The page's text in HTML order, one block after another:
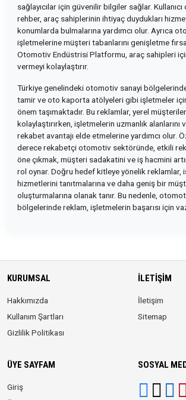
sağlayıcılar için güvenilir bilgiler sağlar. Kullanıcı
rehber, araç sahiplerinin ihtiyaç duydukları
konumlarda bulmalarına yardımcı olur. Ayrıca
işletmelerine müşteri tabanlarını genişletme
Otomotiv Endüstrisi Platformu, araç sahipleri
vermeyi kolaylaştırır.
Türkiye genelindeki otomotiv sanayi
tamir ve oto kaporta atölyeleri gibi işletmeler
önem taşımaktadır. Bu reklamlar, yerel
kolaylaştırırken, işletmelerin uzmanlık alanlarını
rekabet avantajı elde etmelerine yardımcı olur.
derece rekabetçi otomotiv sektöründe, etkili
öne çıkmak, müşteri sadakatini ve iş hacmini
rol oynar. Doğru hedef kitleye yönelik reklamlar,
hizmetlerini tanıtmalarına ve daha geniş bir
oluşturmalarına olanak tanır. Bu nedenle,
bölgelerinde reklam, işletmelerin başarısı için
KURUMSAL
Hakkımızda
Kullanım Şartları
Gizlilik Politikası
İLETIŞIM
İletişim
Sitemap
ÜYE SAYFAM
Giriş
SOSYAL